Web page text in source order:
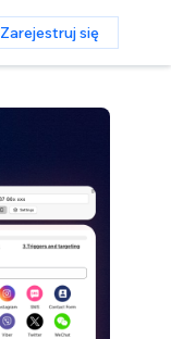
Zarejestruj się